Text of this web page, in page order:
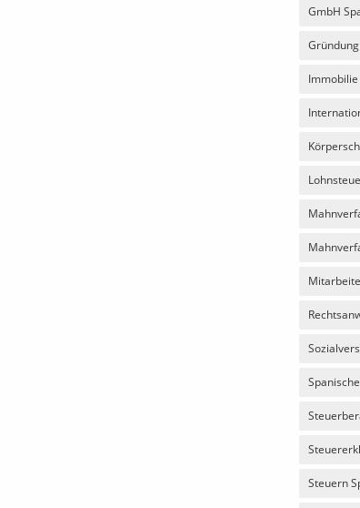
GmbH
Steuern